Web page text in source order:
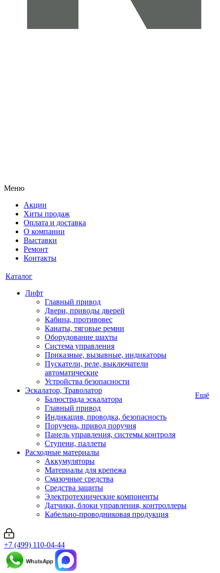
Меню
Акции
Хиты продаж
Оплата и доставка
О компании
Выставки
Ремонт
Контакты
Каталог
Лифт
Главный привод
Двери, приводы дверей
Кабина, противовес
Канаты, тяговые ремни
Оборудование шахты
Система управления
Приказные, вызывные, индикаторы
Пускатели, реле, выключатели
автоматические
Устройства безопасности
Эскалатор, Траволатор
Балюстрада эскалатора
Главный привод
Индикация, проводка, безопасность
Поручень, привод поручня
Панель управления, системы контроля
Ступени, паллеты
Расходные материалы
Аккумуляторы
Материалы для крепежа
Смазочные средства
Средства защиты
Электротехнические компоненты
Датчики, блоки управления, контроллеры
Кабельно-проводниковая продукция
Ещё
+7 (499) 110-04-44